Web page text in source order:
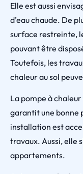
Elle est aussi
d’eau chaude. De
surface restreinte,
pouvant être
Toutefois, les
chaleur au sol
La pompe à
garantit une bonne
installation est
travaux. Aussi, elle
appartements.